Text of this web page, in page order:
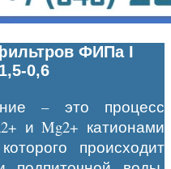
ФИПа I
0,6
– это процесс
и Mg2+ катионами
происходит